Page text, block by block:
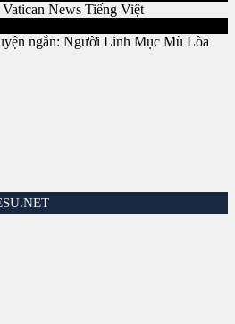
News Tiếng Việt
ngắn: Người Linh Mục Mù Lòa